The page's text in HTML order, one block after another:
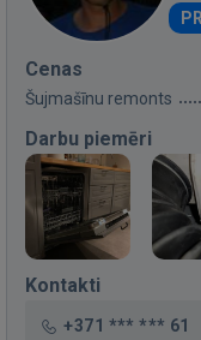
Cenas
Šujmašīnu remonts
Darbu piemēri
Kontakti
+371 *** *** 61